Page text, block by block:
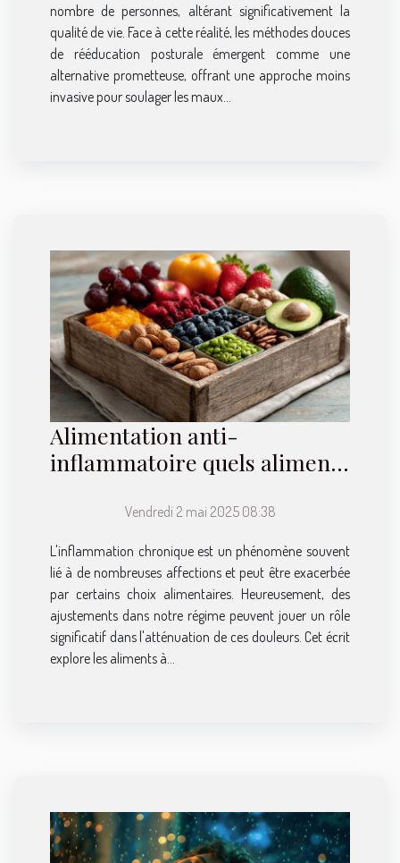
nombre de personnes, altérant significativement la
qualité de vie. Face à cette réalité, les méthodes douces
de rééducation posturale émergent comme une
alternative prometteuse, offrant une approche moins
invasive pour soulager les maux...
Alimentation anti-
inflammatoire quels aliments
douleurs chroniques
Vendredi 2 mai 2025 08:38
L'inflammation chronique est un phénomène souvent
lié à de nombreuses affections et peut être exacerbée
par certains choix alimentaires. Heureusement, des
ajustements dans notre régime peuvent jouer un rôle
significatif dans l'atténuation de ces douleurs. Cet écrit
explore les aliments à...